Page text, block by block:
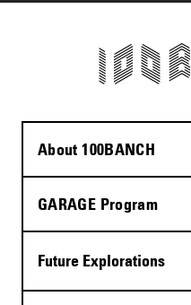
About 100BANCH
GARAGE Program
Future Explorations